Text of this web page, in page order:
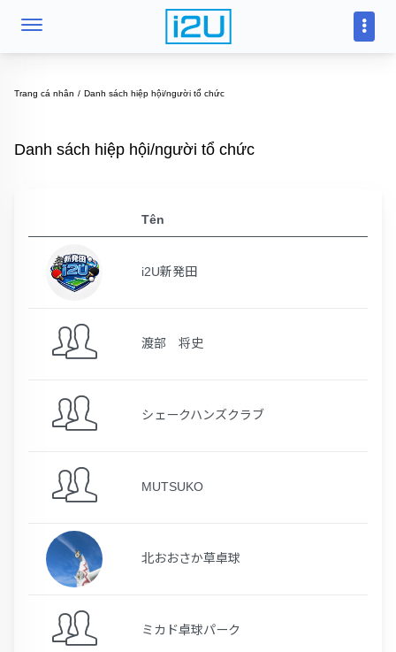
Trang cá nhân Danh sách hiệp hội/người tổ chức
Danh sách hiệp hội/người tổ chức
Tên
i2U新発田
渡部 将史
シェークハンズクラブ
MUTSUKO
北おおさか草卓球
ミカド卓球パーク